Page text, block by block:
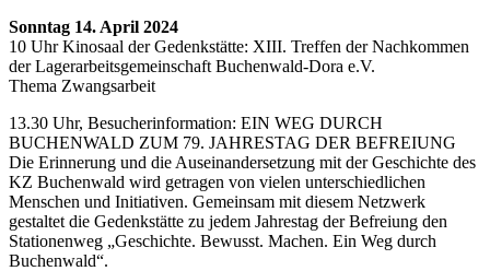
Sonntag 14. April 2024
10 Uhr Kinosaal der Gedenkstätte: XIII. Treffen der Nachkommen
der Lagerarbeitsgemeinschaft Buchenwald-Dora e.V.
Thema Zwangsarbeit
13.30 Uhr, Besucherinformation: EIN WEG DURCH
BUCHENWALD ZUM 79. JAHRESTAG DER BEFREIUNG
Die Erinnerung und die Auseinandersetzung mit der Geschichte des
KZ Buchenwald wird getragen von vielen unterschiedlichen
Menschen und Initiativen. Gemeinsam mit diesem Netzwerk
gestaltet die Gedenkstätte zu jedem Jahrestag der Befreiung den
Stationenweg „Geschichte. Bewusst. Machen. Ein Weg durch
Buchenwald“.